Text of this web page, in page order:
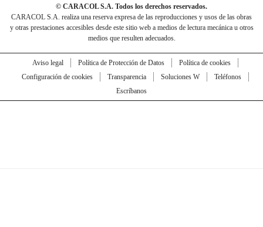
© CARACOL S.A. Todos los derechos reservados.
CARACOL S.A. realiza una reserva expresa de las reproducciones y usos de las obras
y otras prestaciones accesibles desde este sitio web a medios de lectura mecánica u otros
medios que resulten adecuados.
Aviso legal Política de Protección de Datos
Política de cookies
Configuración de cookies
Transparencia Soluciones W
Teléfonos
Escríbanos